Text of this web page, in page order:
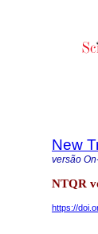
New
versão
NTQR
https://